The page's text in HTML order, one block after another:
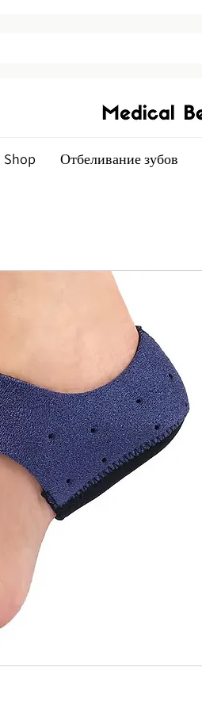
Отбеливание зубов
Shop